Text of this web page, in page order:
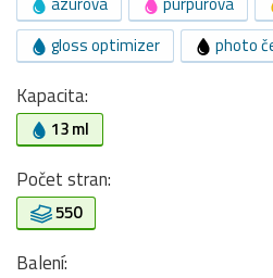
gloss optimizer
photo
Kapacita:
13 ml
Počet stran:
550
Balení: